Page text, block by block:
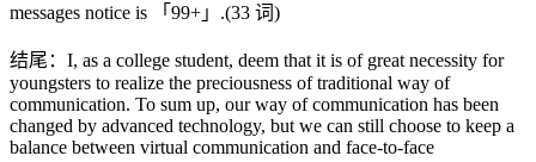
messages notice is 「99+」.(33 词)
结尾：I, as a college student, deem that it is of great necessity for
youngsters to realize the preciousness of traditional way of
communication. To sum up, our way of communication has been
changed by advanced technology, but we can still choose to keep a
balance between virtual communication and face-to-face